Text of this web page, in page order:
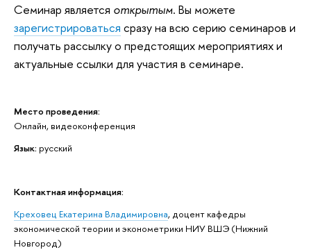
Место проведения:
Онлайн, видеоконференция
Язык: русский
Контактная информация:
Креховец Екатерина Владимировна, доцент кафедры
экономической теории и эконометрики НИУ ВШЭ (Нижний
Новгород)
Семинар является открытым. Вы можете
зарегистрироваться сразу на всю серию семинаров и
получать рассылку о предстоящих мероприятиях и
актуальные ссылки для участия в семинаре.